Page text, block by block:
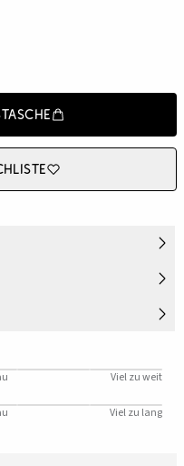
Viel zu weit
Viel zu lang